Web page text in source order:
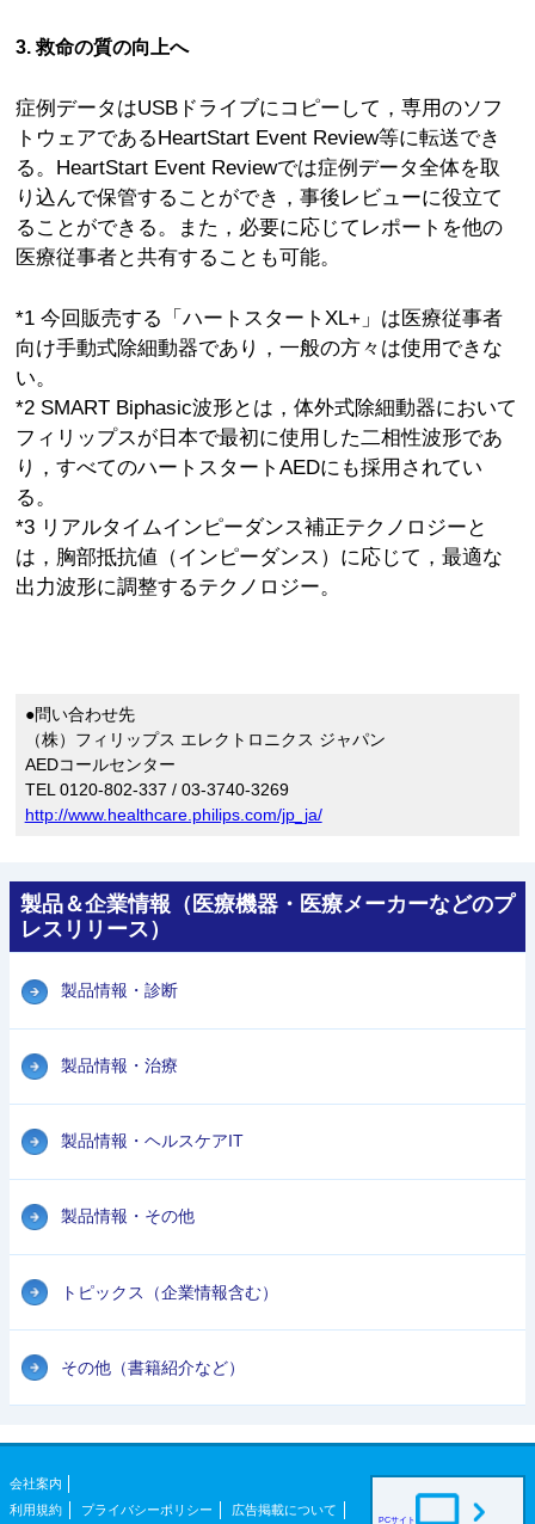
3. 救命の質の向上へ
症例データはUSBドライブにコピーして，専用のソフ
トウェアであるHeartStart Event Review等に転送でき
る。HeartStart Event Reviewでは症例データ全体を取
り込んで保管することができ，事後レビューに役立て
ることができる。また，必要に応じてレポートを他の
医療従事者と共有することも可能。
*1 今回販売する「ハートスタートXL+」は医療従事者
向け手動式除細動器であり，一般の方々は使用できな
い。
*2 SMART Biphasic波形とは，体外式除細動器において
フィリップスが日本で最初に使用した二相性波形であ
り，すべてのハートスタートAEDにも採用されてい
る。
*3 リアルタイムインピーダンス補正テクノロジーと
は，胸部抵抗値（インピーダンス）に応じて，最適な
出力波形に調整するテクノロジー。
●問い合わせ先
（株）フィリップス エレクトロニクス ジャパン
AEDコールセンター
TEL 0120-802-337 / 03-3740-3269
http://www.healthcare.philips.com/jp_ja/
製品＆企業情報（医療機器・医療メーカーなどのプ
レスリリース）
製品情報・診断
製品情報・治療
製品情報・ヘルスケアIT
製品情報・その他
トピックス（企業情報含む）
その他（書籍紹介など）
会社案内
利用規約
プライバシーポリシー 広告掲載について
PCサイト